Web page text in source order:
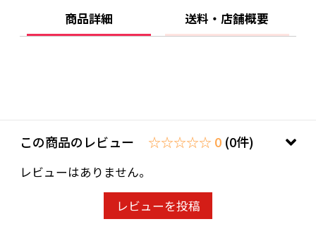
濃厚でありながら後味はさっぱりとしており、
大切な方への贈り物としても間違いのない逸品
へ移し、ゆっくりと時間をかけて解凍してくだ
質を保ったまま解凍できます）
商品詳細 送料・店舗概要
この商品のレビュー ☆☆☆☆☆ 0 (0件)
レビューはありません。
レビューを投稿